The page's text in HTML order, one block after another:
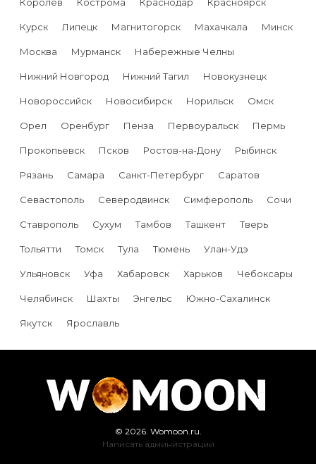
Курск Липецк Магнитогорск Махачкала Минск
Москва Мурманск Набережные Челны
Нижний Новгород Нижний Тагил Новокузнецк
Новороссийск Новосибирск Норильск Омск
Орел Оренбург Пенза Первоуральск Пермь
Прокопьевск Псков Ростов-на-Дону Рыбинск
Рязань Самара Санкт-Петербург Саратов
Севастополь Северодвинск Симферополь Сочи
Ставрополь Сухум Тамбов Ташкент Тверь
Тольятти Томск Тула Тюмень Улан-Удэ
Ульяновск Уфа Хабаровск Харьков Чебоксары
Челябинск Шахты Энгельс Южно-Сахалинск
Якутск Ярославль
© 2026. Womoon.ru.
Написать администрации